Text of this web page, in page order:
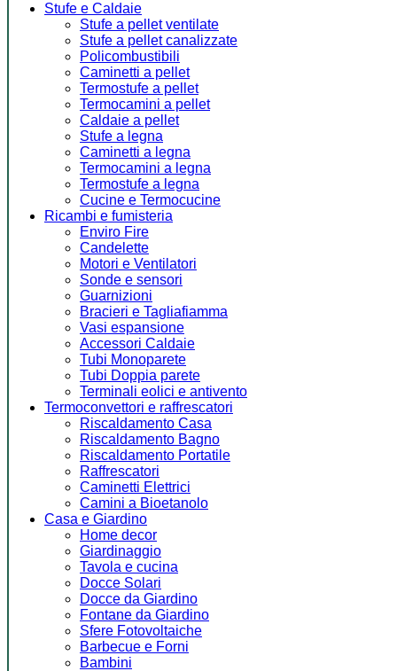
Stufe e Caldaie
Stufe a pellet ventilate
Stufe a pellet canalizzate
Policombustibili
Caminetti a pellet
Termostufe a pellet
Termocamini a pellet
Caldaie a pellet
Stufe a legna
Caminetti a legna
Termocamini a legna
Termostufe a legna
Cucine e Termocucine
Ricambi e fumisteria
Enviro Fire
Candelette
Motori e Ventilatori
Sonde e sensori
Guarnizioni
Bracieri e Tagliafiamma
Vasi espansione
Accessori Caldaie
Tubi Monoparete
Tubi Doppia parete
Terminali eolici e antivento
Termoconvettori e raffrescatori
Riscaldamento Casa
Riscaldamento Bagno
Riscaldamento Portatile
Raffrescatori
Caminetti Elettrici
Camini a Bioetanolo
Casa e Giardino
Home decor
Giardinaggio
Tavola e cucina
Docce Solari
Docce da Giardino
Fontane da Giardino
Sfere Fotovoltaiche
Barbecue e Forni
Bambini